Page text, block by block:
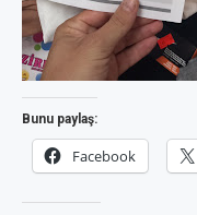
Bunu paylaş:
Facebook